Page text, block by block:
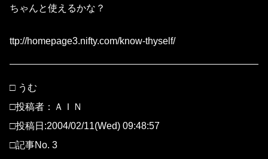
ちゃんと使えるかな？
ttp://homepage3.nifty.com/know-thyself/
□ うむ
□投稿者：ＡＩＮ
□投稿日:2004/02/11(Wed) 09:48:57
□記事No. 3